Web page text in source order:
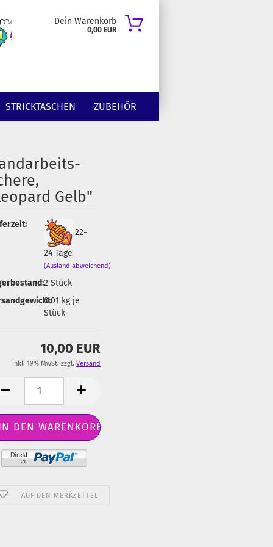
Dein Warenkorb
0,00 EUR
STRICKTASCHEN ZUBEHÖR
Gelb"
22-
24 Tage
(Ausland abweichend)
2 Stück
0.01 kg je
Stück
10,00 EUR
inkl. 19% MwSt. zzgl.Versand
AUF DEN MERKZETTEL